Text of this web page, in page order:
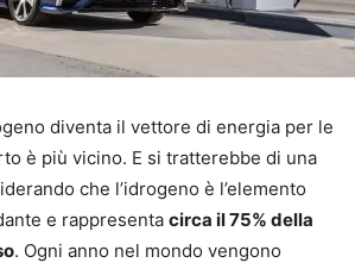
diventa il vettore di energia per le
è più vicino. E si tratterebbe di una
che l’idrogeno è l’elemento
e rappresenta circa il 75% della
. Ogni anno nel mondo vengono